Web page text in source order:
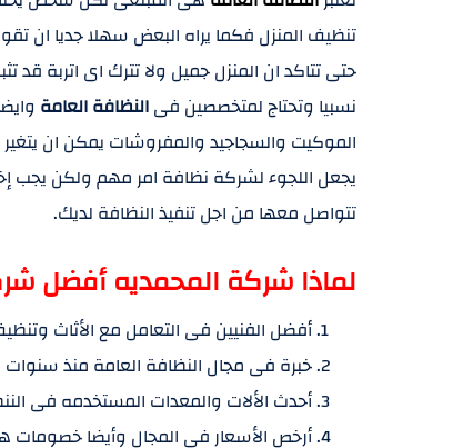
تنظيف المنزل فكما يراه البعض سهلا جديا ان
حتى تتاكد ان المنزل جميل ولا تترك اى اتربة
نسبيا وتحتاج لمتخصصين فىالنظافة العامة
الموكيت والسجاجيد والمفروشات يمكن ان
يجعل اللجوء لشركة نظافة امر مهم ولكن يجب
تتواصل معها من اجل تنفيذ النظافة لديك.
لماذا شركة المحمديه أفضل
أفضل الفنيين فى التعامل مع الأثاث
خبرة فى مجال النظافة العامة منذ
أحدث الألات والمعدات المستخدمه فى
أرخص الأسعار فى المجال وأيضا خصومات